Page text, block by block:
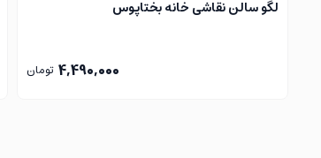
لگو سالن نقاشی خانه بختاپوس
4,490,000 تومان